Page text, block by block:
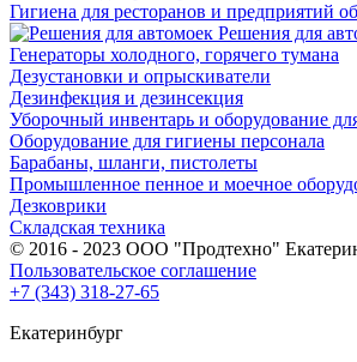
Гигиена для ресторанов и предприятий
Решения для
Генераторы холодного, горячего тумана
Дезустановки и опрыскиватели
Дезинфекция и дезинсекция
Уборочный инвентарь и оборудование
Оборудование для гигиены персонала
Барабаны, шланги, пистолеты
Промышленное пенное и моечное
Дезковрики
Складская техника
© 2016 - 2023 ООО "Продтехно"
Пользовательское соглашение
+7 (343) 318-27-65
Екатеринбург